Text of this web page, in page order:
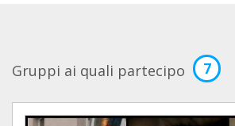
Gruppi ai quali partecipo 7